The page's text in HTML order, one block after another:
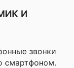
▸Снимок
кожи,
Lag
И
звонки
смартфоном.